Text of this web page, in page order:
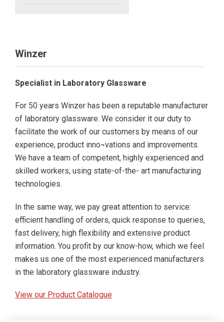
Winzer
Specialist in Laboratory Glassware
For 50 years Winzer has been a reputable manufacturer
of laboratory glassware. We consider it our duty to
facilitate the work of our customers by means of our
experience, product inno¬vations and improvements.
We have a team of competent, highly experienced and
skilled workers, using state-of-the- art manufacturing
technologies.
In the same way, we pay great attention to service:
efficient handling of orders, quick response to queries,
fast delivery, high flexibility and extensive product
information. You profit by our know-how, which we feel
makes us one of the most experienced manufacturers
in the laboratory glassware industry.
View our Product Catalogue